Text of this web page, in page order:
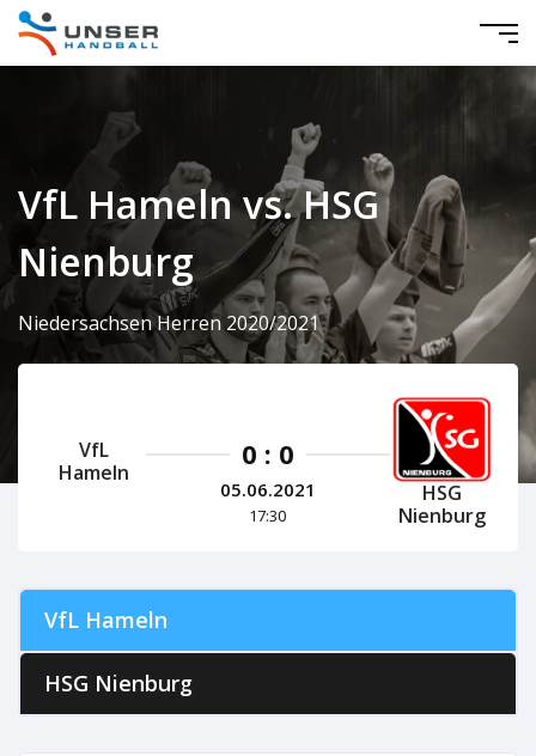
VfL Hameln vs. HSG
Nienburg
Niedersachsen Herren 2020/2021
VfL
Hameln
0 : 0
05.06.2021
17:30
HSG
Nienburg
VfL Hameln
HSG Nienburg